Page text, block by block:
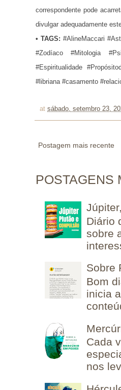
correspondente pode
divulgar adequadamente
•TAGS: #AlineMaccari
#Zodíaco #Mitologia
#Espiritualidade
#libriana #casamento
at sábado, setembro 23,
Postagem mais recente
POSTAGENS
Diário
sobre
Sobre
Bom
inicia
Cada
nos